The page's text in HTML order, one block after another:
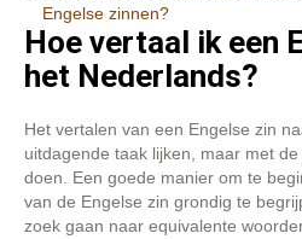
Engelse zinnen?
Hoe vertaal ik een
het Nederlands?
Het vertalen van een Engelse zin
uitdagende taak lijken, maar met
doen. Een goede manier om te
van de Engelse zin grondig te
zoek gaan naar equivalente